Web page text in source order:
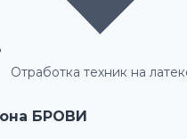
Отработка техник на
БРОВИ